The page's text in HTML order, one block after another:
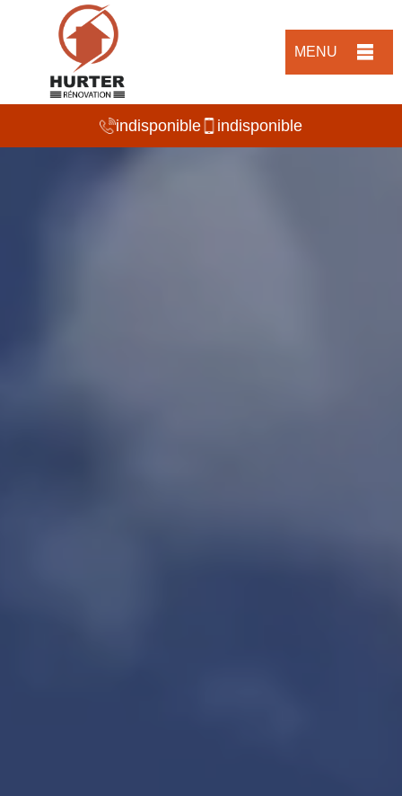
MENU
indisponible indisponible